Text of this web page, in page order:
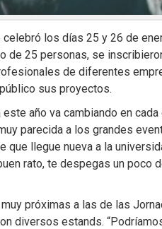
los días 25 y 26 de
de 25 personas, se
de diferentes
sus proyectos.
año va cambiando en
parecida a los grandes
que llegue nueva a la
rato, te despegas un poco
próximas a las de las
diversos estands.